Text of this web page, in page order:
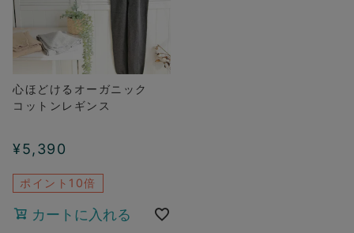
心ほどけるオーガニック
コットンレギンス
¥5,390
ポイント10倍
カートに入れる